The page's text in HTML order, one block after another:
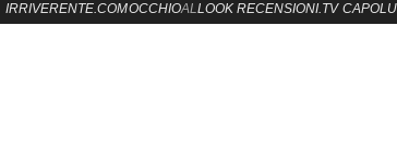
IRRIVERENTE.COMOCCHIOALLOOK RECENSIONI.TV